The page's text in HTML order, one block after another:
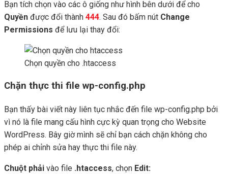
Bạn tích chọn vào các ô giống như hình bên dưới để cho
Quyền được đổi thành 444. Sau đó bấm nút Change
Permissions để lưu lại thay đổi:
Chọn quyền cho .htaccess
Chặn thực thi file wp-config.php
Bạn thấy bài viết này liên tục nhắc đến file wp-config.php bởi
vì nó là file mang cấu hình cực kỳ quan trọng cho Website
WordPress. Bây giờ mình sẽ chỉ bạn cách chặn không cho
phép ai chỉnh sửa hay thực thi file này.
Chuột phải vào file .htaccess, chọn Edit: